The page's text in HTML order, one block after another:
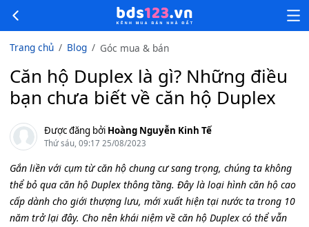
Trang chủ Blog Góc mua & bán
Căn hộ Duplex là gì? Những điều
bạn chưa biết về căn hộ Duplex
Được đăng bởi Hoàng Nguyễn Kinh Tế
Thứ sáu, 09:17 25/08/2023
Gắn liền với cụm từ căn hộ chung cư sang trọng, chúng ta không
thể bỏ qua căn hộ Duplex thông tầng. Đây là loại hình căn hộ cao
cấp dành cho giới thượng lưu, mới xuất hiện tại nước ta trong 10
năm trở lại đây. Cho nên khái niệm về căn hộ Duplex có thể vẫn